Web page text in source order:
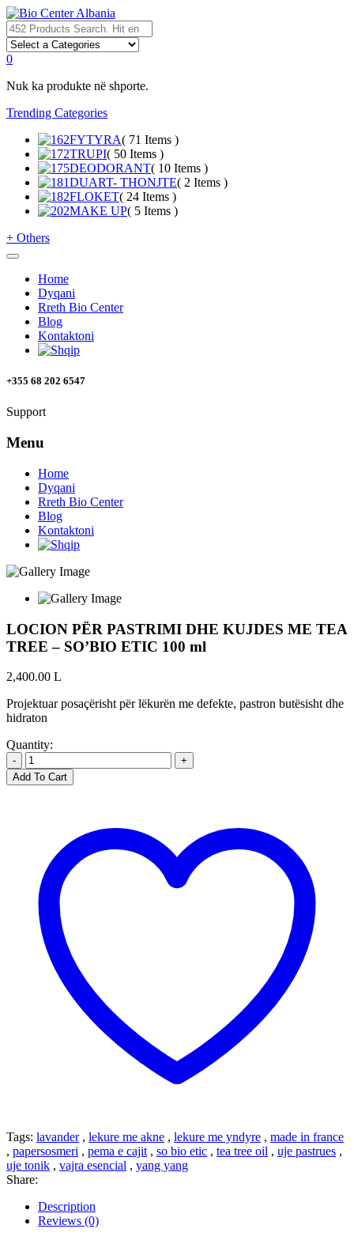
0
Nuk ka produkte në shporte.
Trending Categories
FYTYRA( 71 Items )
TRUPI( 50 Items )
DEODORANT( 10 Items )
DUART- THONJTE( 2 Items )
FLOKET( 24 Items )
MAKE UP( 5 Items )
+ Others
Home
Dyqani
Rreth Bio Center
Blog
Kontaktoni
+355 68 202 6547
Support
Menu
Home
Dyqani
Rreth Bio Center
Blog
Kontaktoni
LOCION PËR PASTRIMI DHE KUJDES ME TEA
TREE – SO’BIO ETIC 100 ml
2,400.00 L
Projektuar posaçërisht për lëkurën me defekte, pastron butësisht dhe
hidraton
Quantity:
-
+
Add To Cart
Tags: lavander, lekure me akne , lekure me yndyre , made in france
, papersosmeri , pema e cajit , so bio etic , tea tree oil , uje pastrues ,
uje tonik , vajra esencial , yang yang
Share:
Description
Reviews (0)